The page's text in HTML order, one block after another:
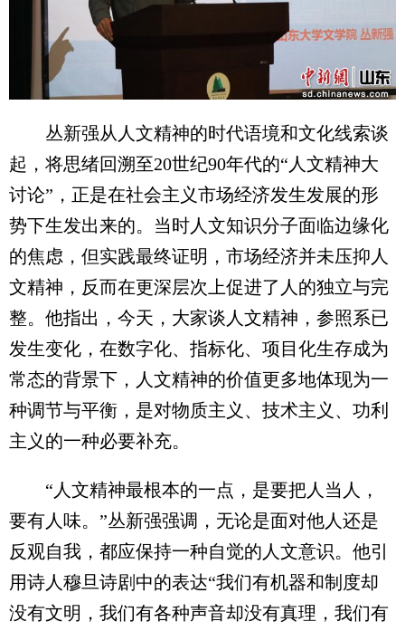
丛新强从人文精神的时代语境和文化线索谈
起，将思绪回溯至20世纪90年代的“人文精神大
讨论”，正是在社会主义市场经济发生发展的形
势下生发出来的。当时人文知识分子面临边缘化
的焦虑，但实践最终证明，市场经济并未压抑人
文精神，反而在更深层次上促进了人的独立与完
整。他指出，今天，大家谈人文精神，参照系已
发生变化，在数字化、指标化、项目化生存成为
常态的背景下，人文精神的价值更多地体现为一
种调节与平衡，是对物质主义、技术主义、功利
主义的一种必要补充。
“人文精神最根本的一点，是要把人当人，
要有人味。”丛新强强调，无论是面对他人还是
反观自我，都应保持一种自觉的人文意识。他引
用诗人穆旦诗剧中的表达“我们有机器和制度却
没有文明，我们有各种声音却没有真理，我们有